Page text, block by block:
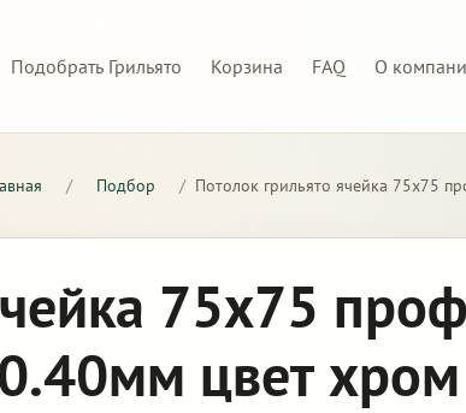
Подобрать Грильято Корзина FAQ О
/ Подбор / Потолок грильято ячейка 75х75
75х75
цвет хром